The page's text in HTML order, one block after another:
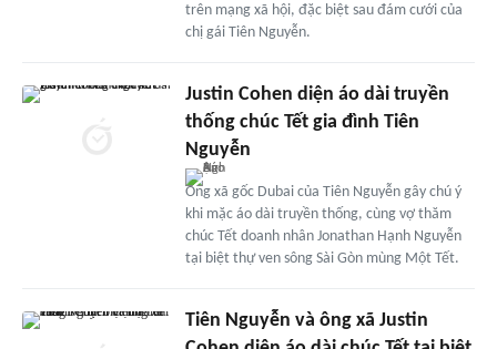
trên mạng xã hội, đặc biệt sau đám cưới của
chị gái Tiên Nguyễn.
Justin Cohen diện áo dài truyền
thống chúc Tết gia đình Tiên
Nguyễn
Ông xã gốc Dubai của Tiên Nguyễn gây chú ý
khi mặc áo dài truyền thống, cùng vợ thăm
chúc Tết doanh nhân Jonathan Hạnh Nguyễn
tại biệt thự ven sông Sài Gòn mùng Một Tết.
Tiên Nguyễn và ông xã Justin